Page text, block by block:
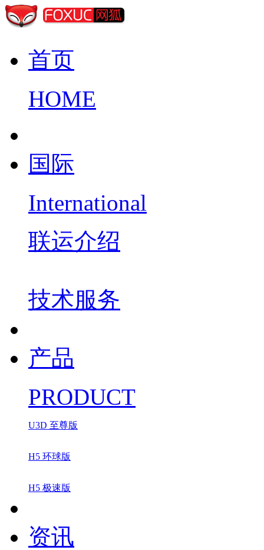
首页
HOME
国际
International
联运介绍
技术服务
产品
PRODUCT
U3D 至尊版
H5 环球版
H5 极速版
资讯